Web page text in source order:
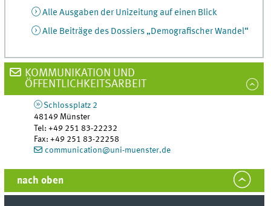
Alle Ausgaben der Unizeitung auf einen Blick
Alle Beiträge des Dossiers „Demografischer Wandel“
KOMMUNIKATION UND
ÖFFENTLICHKEITSARBEIT
Schlossplatz 2
48149 Münster
Tel:+49 251 83-22232
Fax:+49 251 83-22258
communication@uni-muenster.de
nach oben